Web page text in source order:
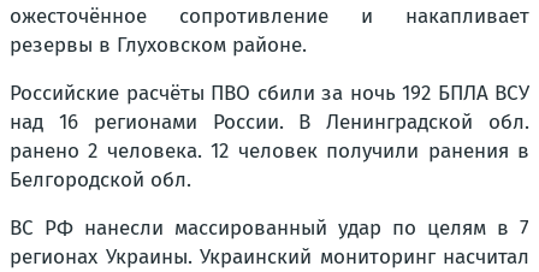
ожесточённое сопротивление и накапливает
резервы в Глуховском районе.
Российские расчёты ПВО сбили за ночь 192 БПЛА ВСУ
над 16 регионами России. В Ленинградской обл.
ранено 2 человека. 12 человек получили ранения в
Белгородской обл.
ВС РФ нанесли массированный удар по целям в 7
регионах Украины. Украинский мониторинг насчитал